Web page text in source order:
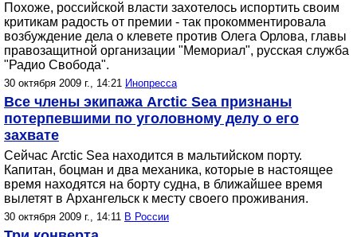
Похоже, российской власти захотелось испортить своим
критикам радость от премии - так прокомментировала
возбуждение дела о клевете против Олега Орлова, главы
правозащитной организации "Мемориал", русская служба
"Радио Свобода".
30 октября 2009 г., 14:21 Инопресса
Все члены экипажа Arctic Sea признаны
потерпевшими по уголовному делу о его
захвате
Сейчас Arctic Sea находится в мальтийском порту.
Капитан, боцман и два механика, которые в настоящее
время находятся на борту судна, в ближайшее время
вылетят в Архангельск к месту своего проживания.
30 октября 2009 г., 14:11 В России